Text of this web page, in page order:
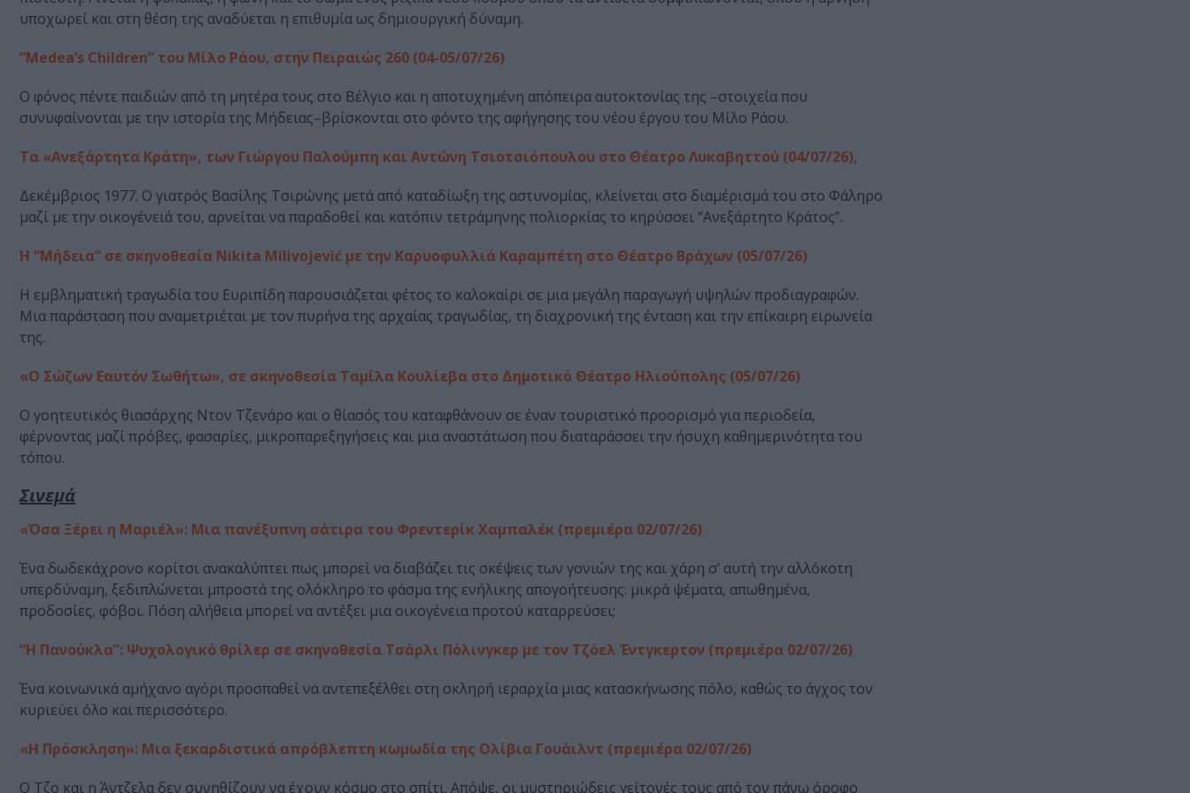
υποχωρεί και στη θέση της αναδύεται η επιθυμία ως δημιουργική δύναμη.
“Medea’s Children” του Μίλο Ράου, στην Πειραιώς 260 (04-05/07/26)
Ο φόνος πέντε παιδιών από τη μητέρα τους στο Βέλγιο και η αποτυχημένη απόπειρα αυτοκτονίας της –στοιχεία που
συνυφαίνονται με την ιστορία της Μήδειας–βρίσκονται στο φόντο της αφήγησης του νέου έργου του Μίλο Ράου.
Τα «Ανεξάρτητα Κράτη», των Γιώργου Παλούμπη και Αντώνη Τσιοτσιόπουλου στο Θέατρο Λυκαβηττού (04/07/26),
Δεκέμβριος 1977. Ο γιατρός Βασίλης Τσιρώνης μετά από καταδίωξη της αστυνομίας, κλείνεται στο διαμέρισμά του στο Φάληρο
μαζί με την οικογένειά του, αρνείται να παραδοθεί και κατόπιν τετράμηνης πολιορκίας το κηρύσσει “Ανεξάρτητο Κράτος”.
Η “Μήδεια” σε σκηνοθεσία Nikita Milivojević με την Καρυοφυλλιά Καραμπέτη στο Θέατρο Βράχων (05/07/26)
Η εμβληματική τραγωδία του Ευριπίδη παρουσιάζεται φέτος το καλοκαίρι σε μια μεγάλη παραγωγή υψηλών προδιαγραφών.
Μια παράσταση που αναμετριέται με τον πυρήνα της αρχαίας τραγωδίας, τη διαχρονική της ένταση και την επίκαιρη ειρωνεία
της.
«Ο Σώζων Εαυτόν Σωθήτω», σε σκηνοθεσία Ταμίλα Κουλίεβα στο Δημοτικό Θέατρο Ηλιούπολης (05/07/26)
Ο γοητευτικός θιασάρχης Ντον Τζενάρο και ο θίασός του καταφθάνουν σε έναν τουριστικό προορισμό για περιοδεία,
φέρνοντας μαζί πρόβες, φασαρίες, μικροπαρεξηγήσεις και μια αναστάτωση που διαταράσσει την ήσυχη καθημερινότητα του
τόπου.
Σινεμά
«Όσα Ξέρει η Μαριέλ»: Μια πανέξυπνη σάτιρα του Φρεντερίκ Χαμπαλέκ (πρεμιέρα 02/07/26)
Ένα δωδεκάχρονο κορίτσι ανακαλύπτει πως μπορεί να διαβάζει τις σκέψεις των γονιών της και χάρη σ’ αυτή την αλλόκοτη
υπερδύναμη, ξεδιπλώνεται μπροστά της ολόκληρο το φάσμα της ενήλικης απογοήτευσης: μικρά ψέματα, απωθημένα,
προδοσίες, φόβοι. Πόση αλήθεια μπορεί να αντέξει μια οικογένεια προτού καταρρεύσει;
“Η Πανούκλα”: Ψυχολογικό θρίλερ σε σκηνοθεσία Τσάρλι Πόλινγκερ με τον Τζόελ Έντγκερτον (πρεμιέρα 02/07/26)
Ένα κοινωνικά αμήχανο αγόρι προσπαθεί να αντεπεξέλθει στη σκληρή ιεραρχία μιας κατασκήνωσης πόλο, καθώς το άγχος τον
κυριεύει όλο και περισσότερο.
«Η Πρόσκληση»: Μια ξεκαρδιστικά απρόβλεπτη κωμωδία της Ολίβια Γουάιλντ (πρεμιέρα 02/07/26)
Ο Τζο και η Άντζελα δεν συνηθίζουν να έχουν κόσμο στο σπίτι. Απόψε, οι μυστηριώδεις γείτονές τους από τον πάνω όροφο